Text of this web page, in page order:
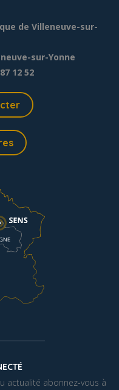
de Villeneuve-sur-
sur-Yonne
12 52
actualité abonnez-vous à